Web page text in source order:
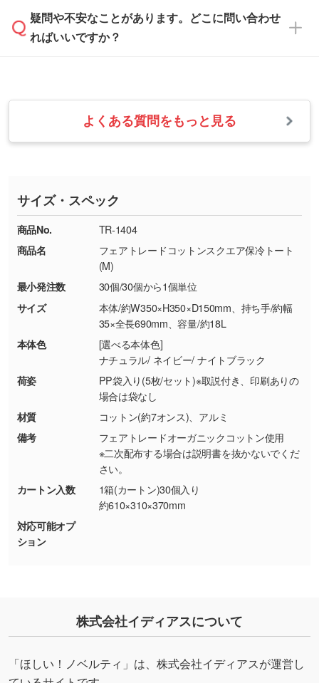
・フルカラーデータを1色に変換してほしい
・1色印刷でグラデーションや濃淡を表現した
い
す。→詳しく見る
・コーポレートカラーを使って印刷したい／印
刷色にこだわりがある
DIC・PANTONEなどのカラーチップの指定や、
現物支給による色指定も承っております。→
しく見る
・背景がある画像からキャラクター部分だけを
使いたいです
シンプルな背景のデータや、使いたいキャラク
ター部分の輪郭がはっきりしているデータは切
り抜き処理が可能です。→詳しく見る
・持っているデータの背景が足りない／塗り足
しの作り方が分からない
印刷したいデータが印刷範囲よりも小さい場
合、シンプルな色・柄の背景であれば拡張が可
能です。→
詳しく見る
本体色がナチュラルなど淡色の場合、印刷をく
っきりと目立たせたいときは濃い印刷色が、柔
らかい雰囲気にしたいときは淡い印刷色が映え
また、お選びいただいた印刷色が本体色に合わ
ない場合や仕上がりに影響しそうな場合は、ス
タッフから別の色をご案内することもございま
速やかに対応いたします。
お手数をお掛けいたしますが、至急担当スタッ
フまでご連絡ください。商品の状況を確認し、
・お届け時に商品が損傷・故障している場合
・ご注文と異なる商品が届いた場合
・印刷不良があった場合
※詳しくは「商品の良品基準について
ください。
【返品・交換ができない場合】
・お客様の元で商品を加工された場合、または
商品が破損した場合
・商品到着後7日以上経過している場合
・お客様のご都合による返品・交換依頼(商
品・色・数量などの注文間違い等)
疑問や不安なことがあります。どこに問い合わせ
ればいいですか？
業日以内に担当スタッフよりメールにてご連絡
いたします。
お急ぎの場合はお電話でのご質問も受け付けて
TEL：0422-29-9911 営業時間10:00～
18:00(土日祝日除く)
お問い合わせフォームはこちら
よくある質問をもっと見る
サイズ・スペック
商品No.
TR-1404
商品名
フェアトレードコットンスクエア保冷トート
(M)
最小発注数
30個/30個から1個単位
サイズ
本体/約W350×H350×D150mm、持ち手/約幅
35×全長690mm、容量/約18L
本体色
[選べる本体色]
ナチュラル/ ネイビー/ ナイトブラック
荷姿
PP袋入り(5枚/セット)※取説付き、印刷ありの
場合は袋なし
材質
コットン(約7オンス)、アルミ
備考
フェアトレードオーガニックコットン使用
※二次配布する場合は説明書を抜かないでくだ
さい。
カートン入数
1箱(カートン)30個入り
約610×310×370mm
対応可能オプ
ション
株式会社イディアスについて
「ほしい！ノベルティ」は、株式会社イディアスが運営し